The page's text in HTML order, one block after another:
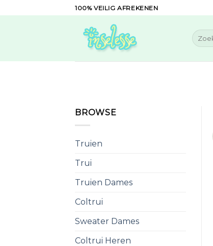
to
100% VEILIG AFREKENEN
Zoeken
naar:
BROWSE
Truien
Trui
Truien Dames
Coltrui
Sweater Dames
Coltrui Heren